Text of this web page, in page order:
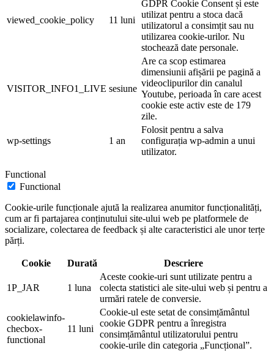
viewed_cookie_policy 11 luni
GDPR Cookie Consent și este
utilizat pentru a stoca dacă
utilizatorul a consimțit sau nu
utilizarea cookie-urilor. Nu
stochează date personale.
VISITOR_INFO1_LIVE sesiune
Are ca scop estimarea
dimensiunii afișării pe pagină a
videoclipurilor din canalul
Youtube, perioada în care acest
cookie este activ este de 179
zile.
wp-settings 1 an
Folosit pentru a salva
configurația wp-admin a unui
utilizator.
Functional
Functional
Cookie-urile funcționale ajută la realizarea anumitor funcționalități,
cum ar fi partajarea conținutului site-ului web pe platformele de
socializare, colectarea de feedback și alte caracteristici ale unor terțe
părți.
Cookie Durată Descriere
1P_JAR 1 luna
Aceste cookie-uri sunt utilizate pentru a
colecta statistici ale site-ului web și pentru a
urmări ratele de conversie.
cookielawinfo-
checbox-
functional
11 luni
Cookie-ul este setat de consimțământul
cookie GDPR pentru a înregistra
consimțământul utilizatorului pentru
cookie-urile din categoria „Funcțional”.